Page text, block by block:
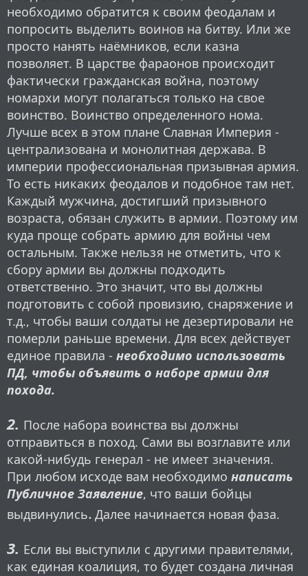
необходимо обратится к своим феодалам и
попросить выделить воинов на битву. Или же
просто нанять наёмников, если казна
позволяет. В царстве фараонов происходит
фактически гражданская война, поэтому
номархи могут полагаться только на свое
воинство. Воинство определенного нома.
Лучше всех в этом плане Славная Империя -
централизована и монолитная держава. В
империи профессиональная призывная армия.
То есть никаких феодалов и подобное там нет.
Каждый мужчина, достигший призывного
возраста, обязан служить в армии. Поэтому им
куда проще собрать армию для войны чем
остальным. Также нельзя не отметить, что к
сбору армии вы должны подходить
ответственно. Это значит, что вы должны
подготовить с собой провизию, снаряжение и
т.д., чтобы ваши солдаты не дезертировали не
померли раньше времени. Для всех действует
единое правила - необходимо использовать
ПД, чтобы объявить о наборе армии для
похода.
2. После набора воинства вы должны
отправиться в поход. Сами вы возглавите или
какой-нибудь генерал - не имеет значения.
При любом исходе вам необходимо написать
Публичное Заявление, что ваши бойцы
выдвинулись. Далее начинается новая фаза.
3. Если вы выступили с другими правителями,
как единая коалиция, то будет создана личная